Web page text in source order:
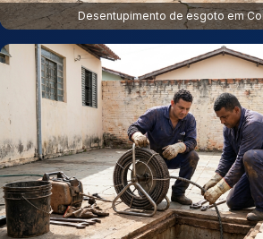
Desentupimento de esgoto em